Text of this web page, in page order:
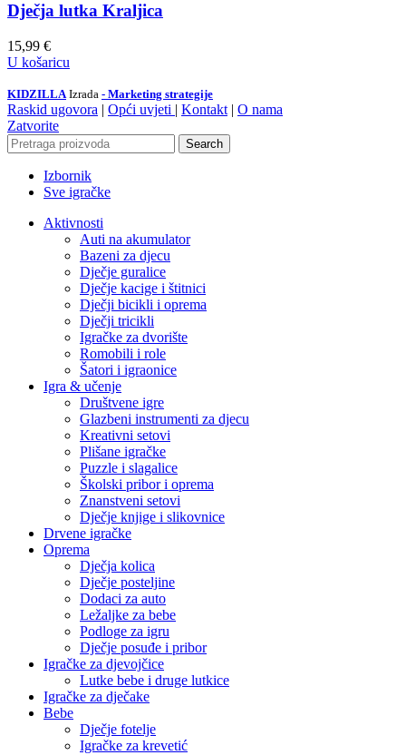
Dječja lutka Kraljica
15,99 €
U košaricu
KIDZILLA Izrada - Marketing strategije
Raskid ugovora | Opći uvjeti | Kontakt | O nama
Zatvorite
Search
Izbornik
Sve igračke
Aktivnosti
Auti na akumulator
Bazeni za djecu
Dječje guralice
Dječje kacige i štitnici
Dječji bicikli i oprema
Dječji tricikli
Igračke za dvorište
Romobili i role
Šatori i igraonice
Igra & učenje
Društvene igre
Glazbeni instrumenti za djecu
Kreativni setovi
Plišane igračke
Puzzle i slagalice
Školski pribor i oprema
Znanstveni setovi
Dječje knjige i slikovnice
Drvene igračke
Oprema
Dječja kolica
Dječje posteljine
Dodaci za auto
Ležaljke za bebe
Podloge za igru
Dječje posuđe i pribor
Igračke za djevojčice
Lutke bebe i druge lutkice
Igračke za dječake
Bebe
Dječje fotelje
Igračke za krevetić